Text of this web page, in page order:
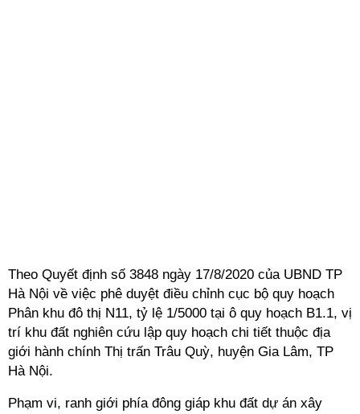
Theo Quyết định số 3848 ngày 17/8/2020 của UBND TP
Hà Nội về việc phê duyệt điều chỉnh cục bộ quy hoạch
Phân khu đô thị N11, tỷ lệ 1/5000 tại ô quy hoạch B1.1, vị
trí khu đất nghiên cứu lập quy hoạch chi tiết thuộc địa
giới hành chính Thị trấn Trâu Quỳ, huyện Gia Lâm, TP
Hà Nội.
Phạm vi, ranh giới phía đông giáp khu đất dự án xây